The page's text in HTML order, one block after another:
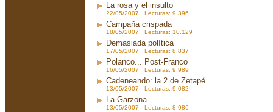
La rosa y el insulto
22/05/2007 Lecturas: 9.396
Campaña crispada
18/05/2007 Lecturas: 10.129
Demasiada política
17/05/2007 Lecturas: 8.837
Polanco... Post-Franco
16/05/2007 Lecturas: 9.989
Cadeneando: la 2 de Zetapé
13/05/2007 Lecturas: 9.082
La Garzona
13/05/2007 Lecturas: 8.986